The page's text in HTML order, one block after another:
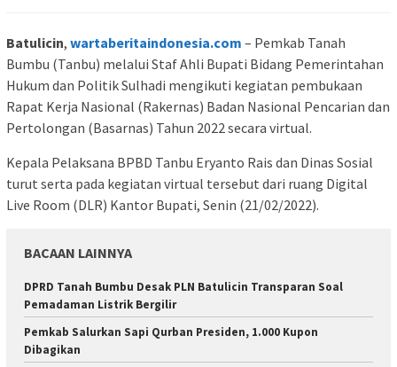
Batulicin, wartaberitaindonesia.com – Pemkab Tanah
Bumbu (Tanbu) melalui Staf Ahli Bupati Bidang Pemerintahan
Hukum dan Politik Sulhadi mengikuti kegiatan pembukaan
Rapat Kerja Nasional (Rakernas) Badan Nasional Pencarian dan
Pertolongan (Basarnas) Tahun 2022 secara virtual.
Kepala Pelaksana BPBD Tanbu Eryanto Rais dan Dinas Sosial
turut serta pada kegiatan virtual tersebut dari ruang Digital
Live Room (DLR) Kantor Bupati, Senin (21/02/2022).
BACAAN LAINNYA
DPRD Tanah Bumbu Desak PLN Batulicin Transparan Soal
Pemadaman Listrik Bergilir
Pemkab Salurkan Sapi Qurban Presiden, 1.000 Kupon
Dibagikan